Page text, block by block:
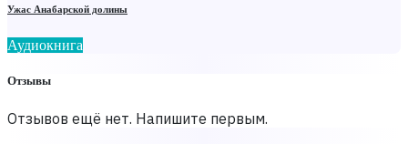
Ужас Анабарской долины
Аудиокнига
Отзывы
Отзывов ещё нет. Напишите первым.